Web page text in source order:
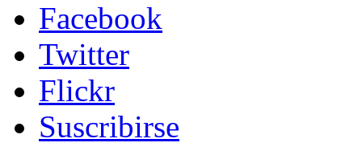
Facebook
Twitter
Flickr
Suscribirse